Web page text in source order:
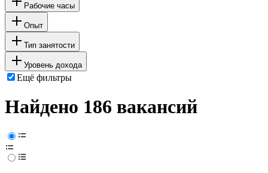
Рабочие часы
Опыт
Тип занятости
Уровень дохода
Ещё фильтры
Найдено 186 вакансий